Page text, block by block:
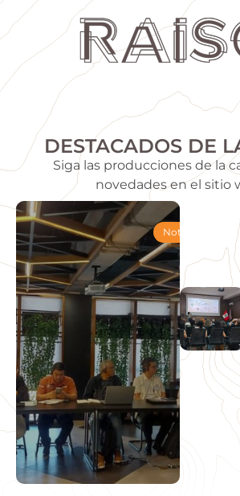
DESTACADOS DE
Siga las producciones de la
novedades en el sitio
Noticias